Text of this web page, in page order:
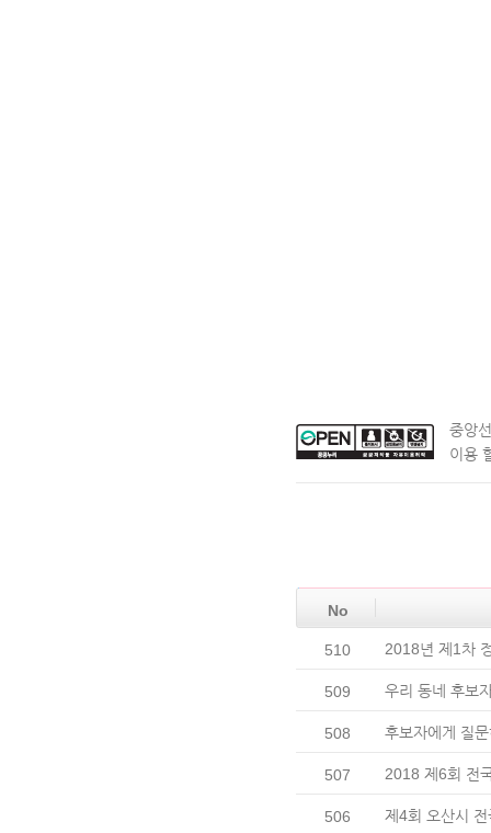
중앙
이용
No
510 2018년 제1차
509 우리 동네 후보
508 후보자에게 질
507 2018 제6회 전
506 제4회 오산시